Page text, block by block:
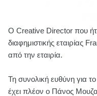
Ο Creative Director που
διαφημιστικής εταιρίας
από την εταιρία.
Τη συνολική ευθύνη για
έχει πλέον ο Πάνος